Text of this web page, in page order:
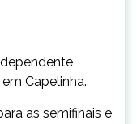
Capelinha.
as semifinais e